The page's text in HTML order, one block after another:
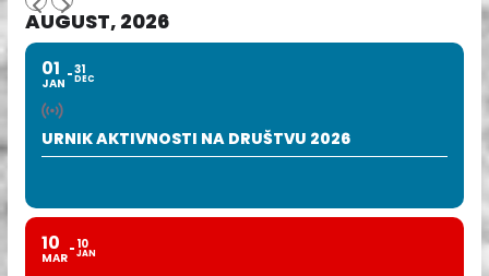
AUGUST, 2026
01
JAN
31
DEC
URNIK AKTIVNOSTI NA DRUŠTVU 2026
10
MAR
10
JAN